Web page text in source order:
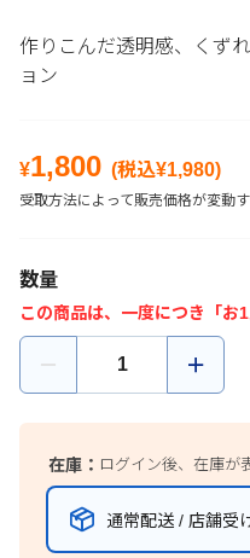
作りこんだ透明感、くず
ョン
¥1,800 (税込¥1,980)
受取方法によって販売価格が変動
数量
この商品は、一度につき「お
在庫： ログイン後、在庫が
通常配送 / 店舗受